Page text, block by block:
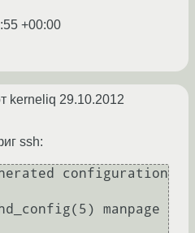
+00:00
kerneliq 29.10.2012
ssh:
configuration
manpage